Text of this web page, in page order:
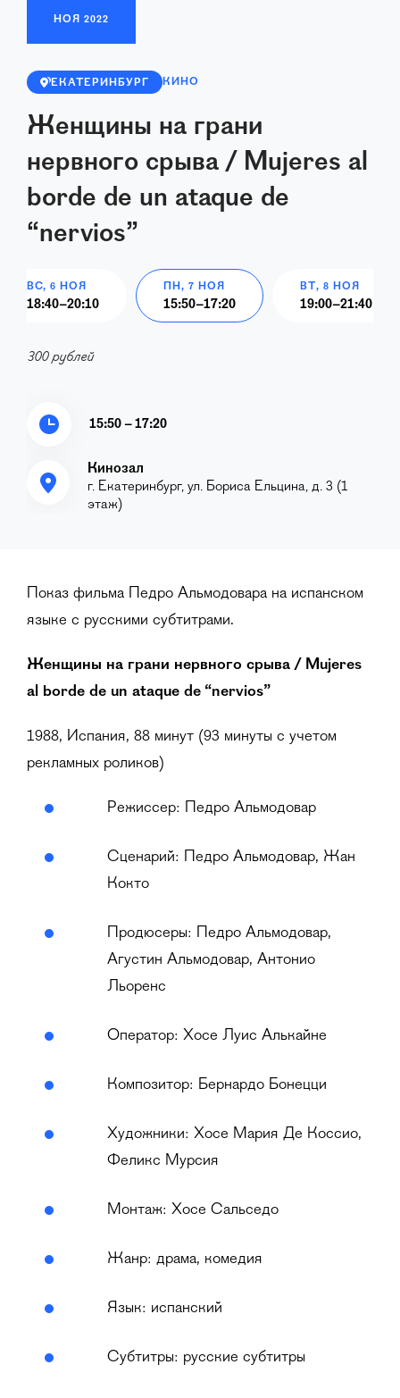
НОЯ 2022
ЕКАТЕРИНБУРГ КИНО
Женщины на грани
нервного срыва / Mujeres al
borde de un ataque de
“nervios”
ВС, 6 НОЯ
18:40–20:10
ПН, 7 НОЯ
15:50–17:20
ВТ, 8 НОЯ
19:00–21:40
300 рублей
15:50 – 17:20
Кинозал
г. Екатеринбург, ул. Бориса Ельцина, д. 3 (1
этаж)
Показ фильма Педро Альмодовара на испанском
языке с русскими субтитрами.
Женщины на грани нервного срыва / Mujeres
al borde de un ataque de “nervios”
1988, Испания, 88 минут (93 минуты с учетом
рекламных роликов)
Режиссер: Педро Альмодовар
Сценарий: Педро Альмодовар, Жан
Кокто
Продюсеры: Педро Альмодовар,
Агустин Альмодовар, Антонио
Льоренс
Оператор: Хосе Луис Алькайне
Композитор: Бернардо Бонецци
Художники: Хосе Мария Де Коссио,
Феликс Мурсия
Монтаж: Хосе Сальседо
Жанр: драма, комедия
Язык: испанский
Субтитры: русские субтитры